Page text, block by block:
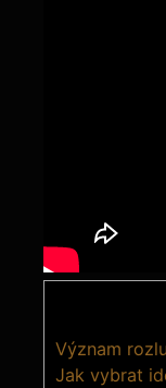
Význam
Jak vybrat